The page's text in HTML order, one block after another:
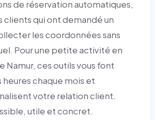
de réservation automatiques,
clients qui ont demandé un
les coordonnées sans
Pour une petite activité en
Namur, ces outils vous font
heures chaque mois et
votre relation client.
utile et concret.